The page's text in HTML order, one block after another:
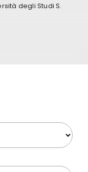
Profilo
degli Studi S.